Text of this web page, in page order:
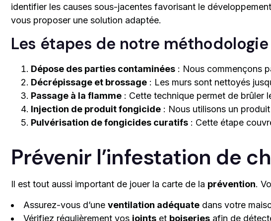
identifier les causes sous-jacentes favorisant le
vous proposer une solution adaptée.
Les étapes de notre
Dépose des parties contaminées : Nous commençons
Décrépissage et brossage : Les murs sont nettoyés
Passage à la flamme : Cette technique permet de brûler
Injection de produit fongicide : Nous utilisons un
Pulvérisation de fongicides curatifs : Cette étape
Prévenir l’infestation de
Il est tout aussi important de jouer la carte de la prévention.
Assurez-vous d’une ventilation adéquate dans votre
Vérifiez régulièrement vos joints et boiseries afin de